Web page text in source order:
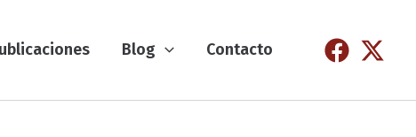
Blog Contacto